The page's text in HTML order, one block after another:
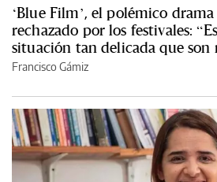
‘Blue Film’, el polémico
rechazado por los festivales:
situación tan delicada que son
Francisco Gámiz